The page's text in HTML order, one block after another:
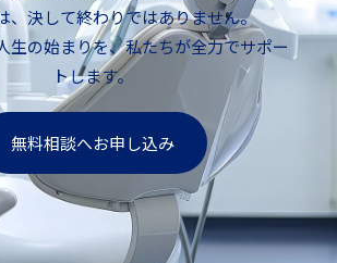
、決して終わりではありません。
生の始まりを、私たちが全力でサポー
トします。
無料相談へお申し込み